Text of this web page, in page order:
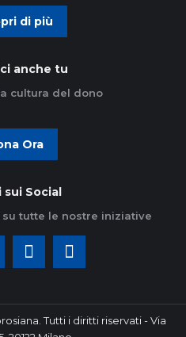
di più
anche tu
cultura del dono
Ora
sui Social
tutte le nostre iniziative
Tutti i diritti riservati - Via